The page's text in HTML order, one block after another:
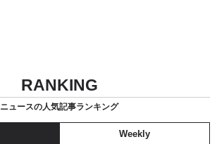
RANKING
ニュースの人気記事ランキング
Weekly